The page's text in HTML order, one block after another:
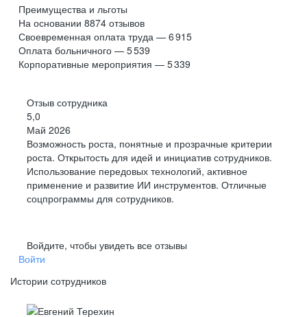
Преимущества и льготы
На основании 8874 отзывов
Своевременная оплата труда — 6 915
Оплата больничного — 5 539
Корпоративные мероприятия — 5 339
Отзыв сотрудника
5,0
Май 2026
Возможность роста, понятные и прозрачные критерии
роста. Открытость для идей и инициатив сотрудников.
Использование передовых технологий, активное
применение и развитие ИИ инструментов. Отличные
соцпрограммы для сотрудников.
Войдите, чтобы увидеть все отзывы
Войти
Истории сотрудников